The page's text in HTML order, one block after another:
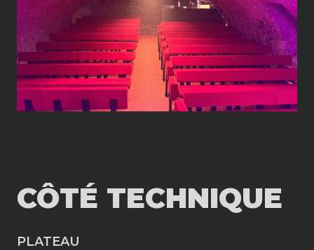
CÔTÉ TECHNIQUE
PLATEAU